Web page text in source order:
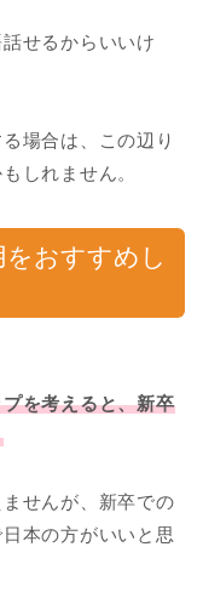
せるからいいけ
場合は、この辺り
しれません。
おすすめし
を考えると、新卒
せんが、新卒での
本の方がいいと思